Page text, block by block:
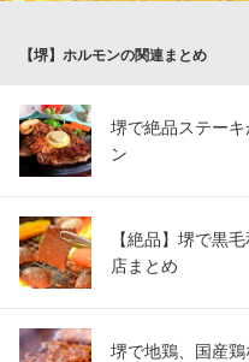
大阪府堺市堺区竜神橋町1-6-12
【堺】ホルモンの関連まとめ
堺で絶品ステー
ン
【絶品】堺で黒
店まとめ
堺で地鶏、国産